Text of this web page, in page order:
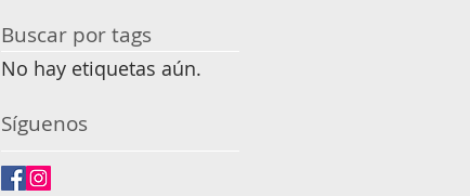
Buscar por tags
No hay etiquetas aún.
Síguenos